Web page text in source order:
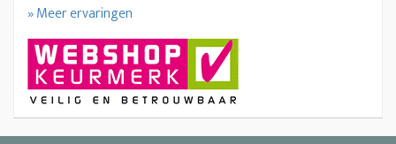
» Meer ervaringen